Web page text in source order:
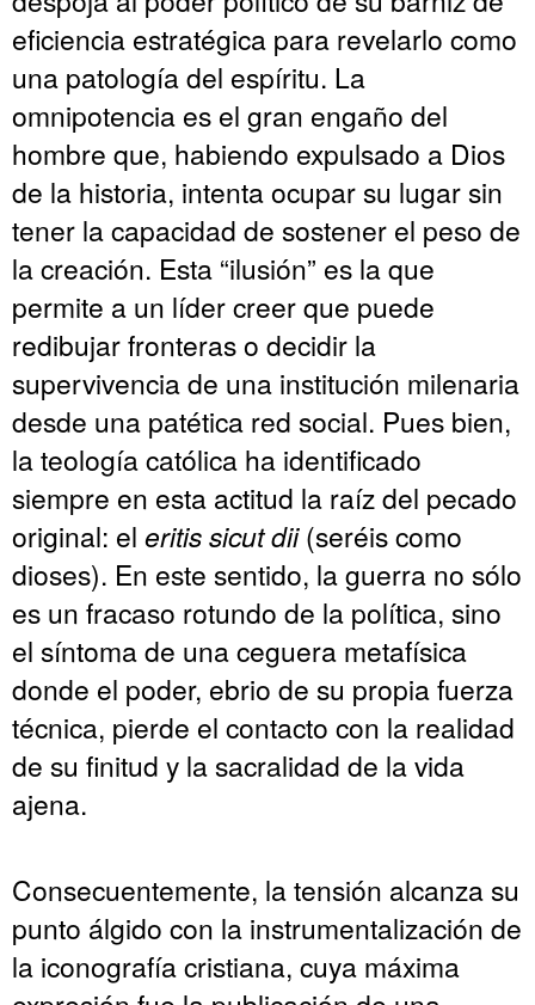
eficiencia estratégica para revelarlo como
una patología del espíritu. La
omnipotencia es el gran engaño del
hombre que, habiendo expulsado a Dios
de la historia, intenta ocupar su lugar sin
tener la capacidad de sostener el peso de
la creación. Esta “ilusión” es la que
permite a un líder creer que puede
redibujar fronteras o decidir la
supervivencia de una institución milenaria
desde una patética red social. Pues bien,
la teología católica ha identificado
siempre en esta actitud la raíz del pecado
original: el eritis sicut dii(seréis como
dioses). En este sentido, la guerra no sólo
es un fracaso rotundo de la política, sino
el síntoma de una ceguera metafísica
donde el poder, ebrio de su propia fuerza
técnica, pierde el contacto con la realidad
de su finitud y la sacralidad de la vida
ajena.
Consecuentemente, la tensión alcanza su
punto álgido con la instrumentalización de
la iconografía cristiana, cuya máxima